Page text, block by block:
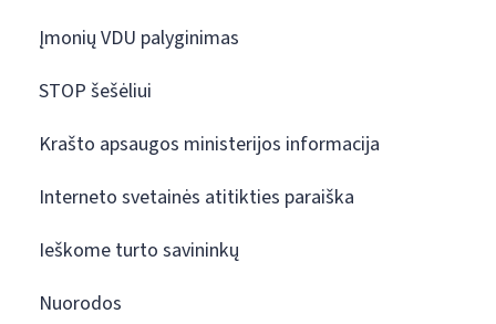
Įmonių VDU palyginimas
STOP šešėliui
Krašto apsaugos ministerijos informacija
Interneto svetainės atitikties paraiška
Ieškome turto savininkų
Nuorodos